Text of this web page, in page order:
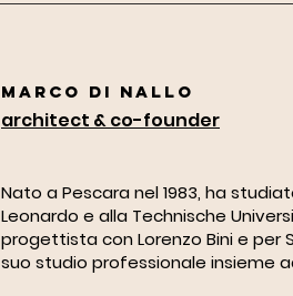
Marco Di Nallo
architect & co-founder
Nato a Pescara nel 1983, ha
Leonardo e alla Technische
progettista con Lorenzo Bini e per
suo studio professionale insieme